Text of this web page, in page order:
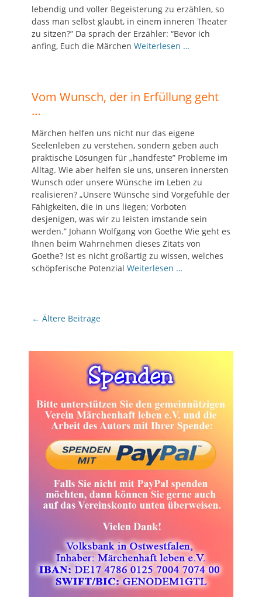
lebendig und voller Begeisterung zu erzählen, so
dass man selbst glaubt, in einem inneren Theater
zu sitzen?” Da sprach der Erzähler: “Bevor ich
anfing, Euch die Märchen Weiterlesen …
Vom Wunsch, der in Erfüllung geht
…
Märchen helfen uns nicht nur das eigene
Seelenleben zu verstehen, sondern geben auch
praktische Lösungen für „handfeste” Probleme im
Alltag. Wie aber helfen sie uns, unseren innersten
Wunsch oder unsere Wünsche im Leben zu
realisieren? „Unsere Wünsche sind Vorgefühle der
Fähigkeiten, die in uns liegen; Vorboten
desjenigen, was wir zu leisten imstande sein
werden.” Johann Wolfgang von Goethe Wie geht es
Ihnen beim Wahrnehmen dieses Zitats von
Goethe? Ist es nicht großartig zu wissen, welches
schöpferische Potenzial Weiterlesen …
Beitragsnavigation
← Ältere Beiträge